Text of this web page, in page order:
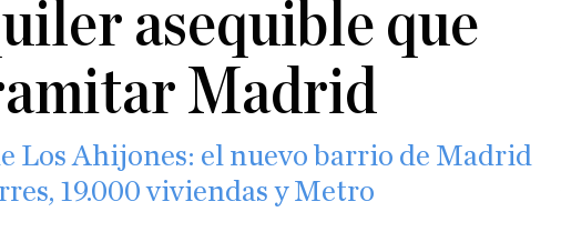
asequible que
Madrid
Los Ahijones: el nuevo barrio de Madrid
19.000 viviendas y Metro